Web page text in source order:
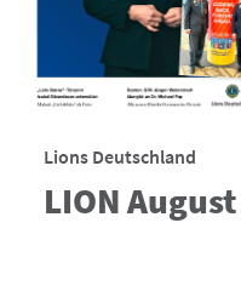
Lions Deutschland
LION